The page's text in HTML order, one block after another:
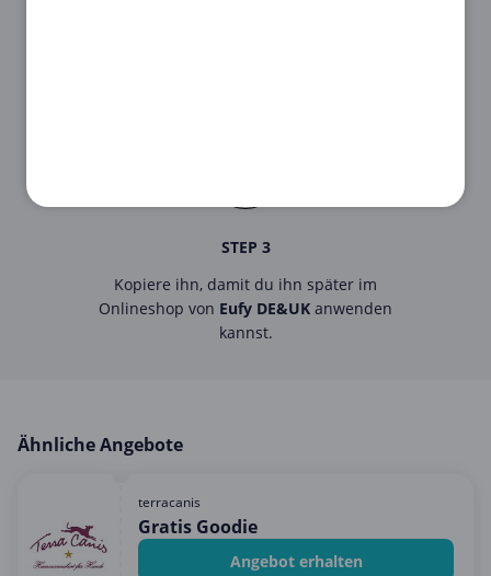
STEP 3
Kopiere ihn, damit du ihn später im
Onlineshop von Eufy DE&UK anwenden
kannst.
Ähnliche Angebote
terracanis
Gratis Goodie
Angebot erhalten